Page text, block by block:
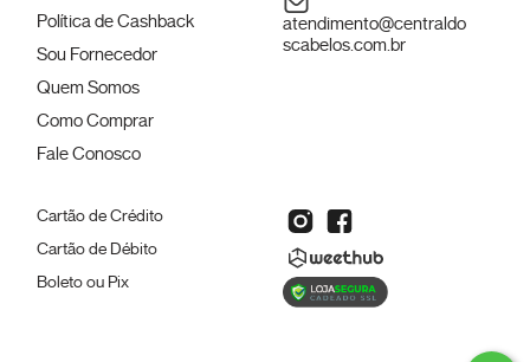
Política de Cashback
Sou Fornecedor
Quem Somos
Como Comprar
Fale Conosco
atendimento@centraldo
scabelos.com.br
Cartão de Crédito
Cartão de Débito
Boleto ou Pix